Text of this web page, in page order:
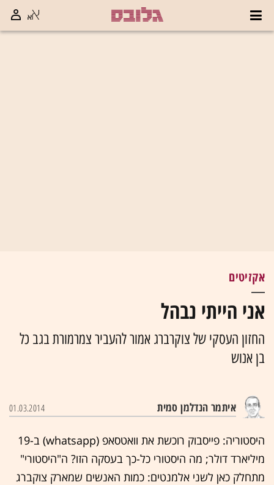
אקזיטים
אני הייתי נבהל
החזון העסקי של צוקרברג אמור להעביר צמרמורת בגב כל
בן אנוש
איתמר הנדלמן סמית 01.03.2014
היסטוריה: פייסבוק רוכשת את וואטסאפ (whatsapp) ב-19
מיליארד דולר; מה היסטורי כל-כך בעסקה הזו? ה"היסטורי"
מתחלק כאן לשני אלמנטים: כמות האנשים שמארק צוקברג